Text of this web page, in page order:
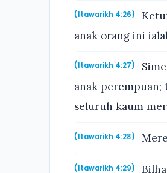
(1tawarikh 4:26)
anak orang ini
(1tawarikh 4:27)
anak perempuan;
seluruh kaum
(1tawarikh 4:28)
(1tawarikh 4:29)